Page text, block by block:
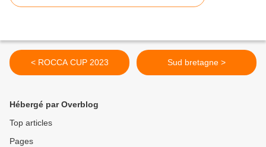
< ROCCA CUP 2023 Sud bretagne >
Hébergé par Overblog
Top articles
Pages